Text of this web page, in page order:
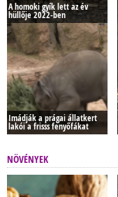
A homoki gyík lett az év
hüllője 2022-ben
Imádják a prágai állatkert
lakói a frisss fenyőfákat
NÖVÉNYEK